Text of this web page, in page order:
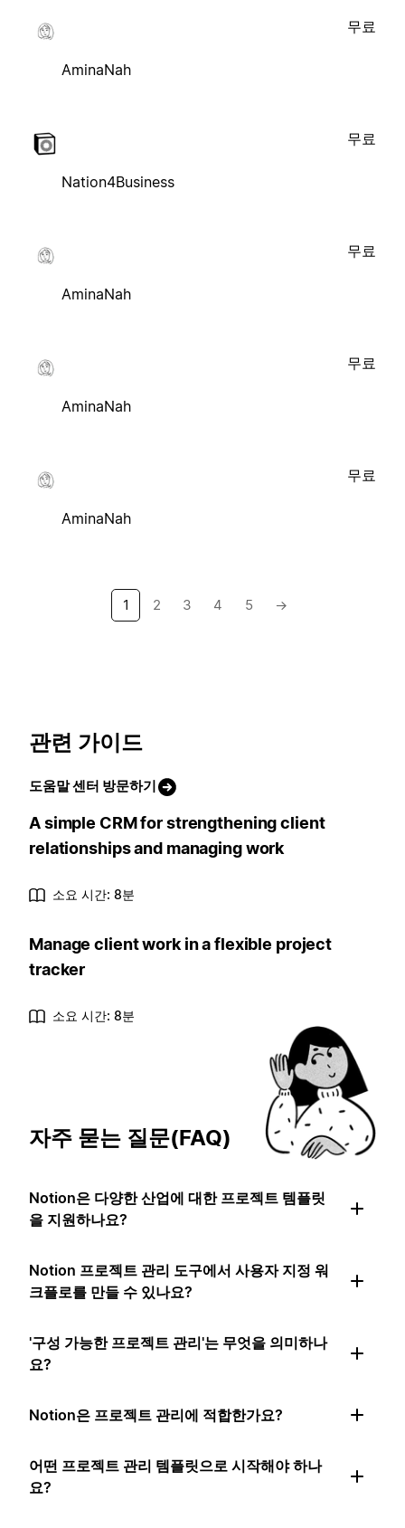
AminaNah
무료
Nation4Business
무료
AminaNah
무료
AminaNah
무료
AminaNah
무료
1 2 3 4 5 →
관련 가이드
도움말 센터 방문하기
A simple CRM for strengthening client
relationships and managing work
소요 시간: 8분
Manage client work in a flexible project
tracker
소요 시간: 8분
자주 묻는 질문(FAQ)
Notion은 다양한 산업에 대한 프로젝트 템플릿
을 지원하나요?
Notion 프로젝트 관리 도구에서 사용자 지정 워
크플로를 만들 수 있나요?
'구성 가능한 프로젝트 관리'는 무엇을 의미하나
요?
Notion은 프로젝트 관리에 적합한가요?
어떤 프로젝트 관리 템플릿으로 시작해야 하나
요?